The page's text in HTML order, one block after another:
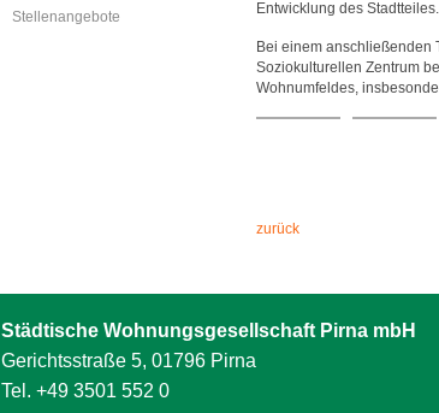
Stellenangebote
Entwicklung des Stadtteiles.
Bei einem anschließenden
Soziokulturellen Zentrum
Wohnumfeldes,
zurück
Städtische Wohnungsgesellschaft Pirna mbH
Gerichtsstraße 5, 01796 Pirna
Tel. +49 3501 552 0